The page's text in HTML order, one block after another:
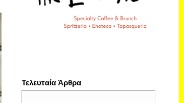
Τελευταία Άρθρα